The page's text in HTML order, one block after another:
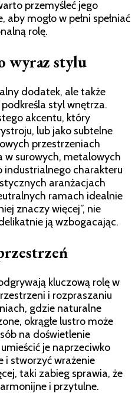
przemyśleć jego
mogło w pełni spełniać
rolę.
wyraz stylu
dodatek, ale także
styl wnętrza.
akcentu, który
lub jako subtelne
przestrzeniach
w surowych, metalowych
industrialnego charakteru
aranżacjach
ramach idealnie
znaczy więcej”, nie
ją wzbogacając.
kluczową rolę w
i rozpraszaniu
gdzie naturalne
okrągłe lustro może
na doświetlenie
je naprzeciwko
i stworzyć wrażenie
taki zabieg sprawia, że
i przytulne.